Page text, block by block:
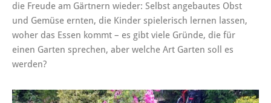
die Freude am Gärtnern wieder: Selbst angebautes Obst
und Gemüse ernten, die Kinder spielerisch lernen lassen,
woher das Essen kommt – es gibt viele Gründe, die für
einen Garten sprechen, aber welche Art Garten soll es
werden?